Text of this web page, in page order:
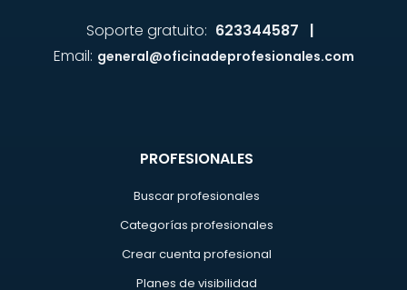
Soporte gratuito: 623344587 |
Email: general@oficinadeprofesionales.com
PROFESIONALES
Buscar profesionales
Categorías profesionales
Crear cuenta profesional
Planes de visibilidad